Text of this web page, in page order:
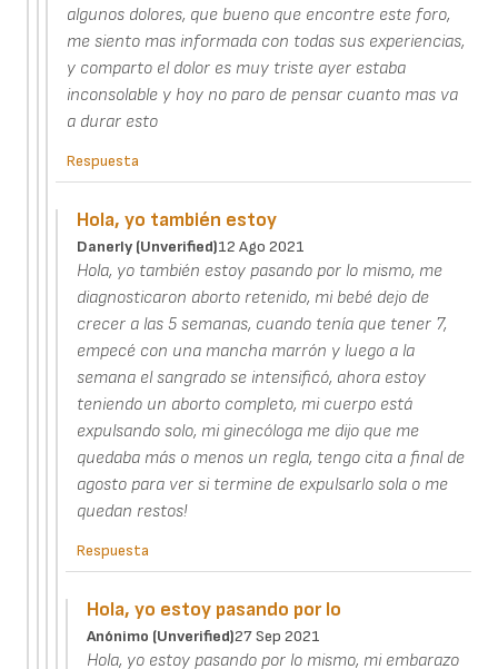
algunos dolores, que bueno que encontre este foro,
me siento mas informada con todas sus experiencias,
y comparto el dolor es muy triste ayer estaba
inconsolable y hoy no paro de pensar cuanto mas va
a durar esto
Respuesta
Hola, yo también estoy
Danerly (unverified)12 Ago 2021
Hola, yo también estoy pasando por lo mismo, me
diagnosticaron aborto retenido, mi bebé dejo de
crecer a las 5 semanas, cuando tenía que tener 7,
empecé con una mancha marrón y luego a la
semana el sangrado se intensificó, ahora estoy
teniendo un aborto completo, mi cuerpo está
expulsando solo, mi ginecóloga me dijo que me
quedaba más o menos un regla, tengo cita a final de
agosto para ver si termine de expulsarlo sola o me
quedan restos!
Respuesta
Hola, yo estoy pasando por lo
Anónimo (unverified)27 Sep 2021
Hola, yo estoy pasando por lo mismo, mi embarazo